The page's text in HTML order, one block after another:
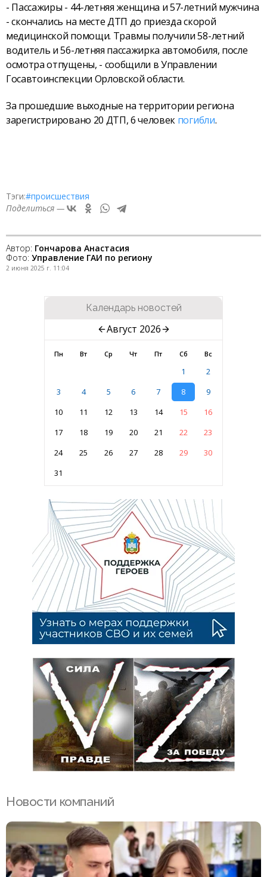
- Пассажиры - 44-летняя женщина и 57-летний мужчина
- скончались на месте ДТП до приезда скорой
медицинской помощи. Травмы получили 58-летний
водитель и 56-летняя пассажирка автомобиля, после
осмотра отпущены, - сообщили в Управлении
Госавтоинспекции Орловской области.
За прошедшие выходные на территории региона
зарегистрировано 20 ДТП, 6 человек погибли.
Тэги:#происшествия
Поделиться —
Автор: Гончарова Анастасия
Фото: Управление ГАИ по региону
2 июня 2025 г. 11:04
Календарь новостей
Август 2026
Пн Вт Ср Чт Пт Сб Вс
1
2
3
4 5 6 7 8
9
10
11 12 13 14 15
16
17
18 19 20 21 22
23
24
25 26 27 28 29
30
31
Новости компаний